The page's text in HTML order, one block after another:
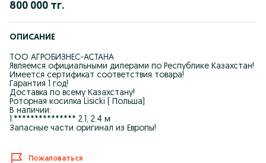
800 000 тг.
ОПИСАНИЕ
ТОО АГРОБИЗНЕС-АСТАНА
Являемся официальными дилерами по Республике Казахстан!
Имеется сертификат соответствия товара!
Гарантия 1 год!
Доставка по всему Казахстану!
Роторная косилка Lisicki ( Польша)
В наличии:
1.*************** 2.1, 2.4 м
Запасные части оригинал из Европы!
Пожаловаться